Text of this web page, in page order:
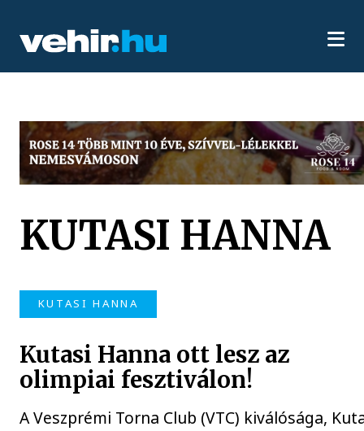
KUTASI HANNA
KUTASI HANNA
Kutasi Hanna ott lesz az
olimpiai fesztiválon!
A Veszprémi Torna Club (VTC) kiválósága,